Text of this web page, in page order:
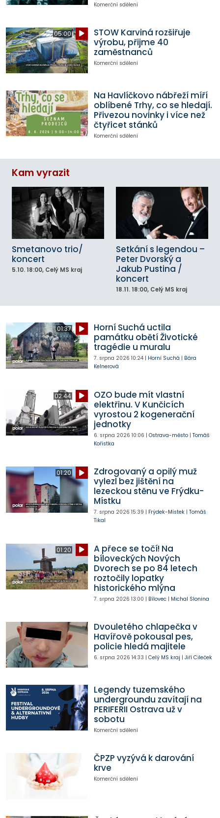
Komerční sdělení
05:00
STOW Karviná rozšiřuje
výrobu, přijme 40
zaměstnanců
Komerční sdělení
Na Havlíčkovo nábřeží míří
oblíbené Trhy, co se hledají.
Přivezou novinky i více než
čtyřicet stánků
Komerční sdělení
Kam vyrazit
Smetanovo trio/
koncert
5.10. 18:00, Celý MS kraj
Setkání s legendou –
Peter Dvorský a
Jakub Pustina /
koncert
18.11. 18:00, Celý MS kraj
01:37
Horní Suchá uctila
památku obětí Životické
tragédie u muralu
7. srpna 2026 10:24| Horní Suchá | Bára
Kelnerová
02:44
OZO bude mít vlastní
elektřinu. V Kunčicích
vyrostou 2 kogenerační
jednotky
6. srpna 2026 10:06 | Ostrava-město| Tomáš
Kořistka
01:20
Zdrogovaný a opilý muž
vylezl bez jištění na
lezeckou stěnu ve Frýdku-
Místku
7. srpna 2026 15:39 | Frýdek-Místek| Tomáš
Tikal
01:20
A přece se točí! Na
bíloveckých Nových
Dvorech se po 84 letech
roztočily lopatky
historického mlýna
7. srpna 2026 13:00 | Bílovec| Michal Slonina
Dvouletého chlapečka v
Havířově pokousal pes,
policie hledá majitele
6. srpna 2026 14:33 | Celý MS kraj | Jiří Cileček
Legendy tuzemského
undergroundu zavítají na
PERIFERII Ostrava už v
sobotu
Komerční sdělení
ČPZP vyzývá k darování
krve
Komerční sdělení